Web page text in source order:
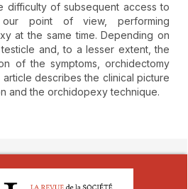
difficulty of subsequent access to
point of view, performing
at the same time. Depending on
and, to a lesser extent, the
of the symptoms, orchidectomy
describes the clinical picture
and the orchidopexy technique.